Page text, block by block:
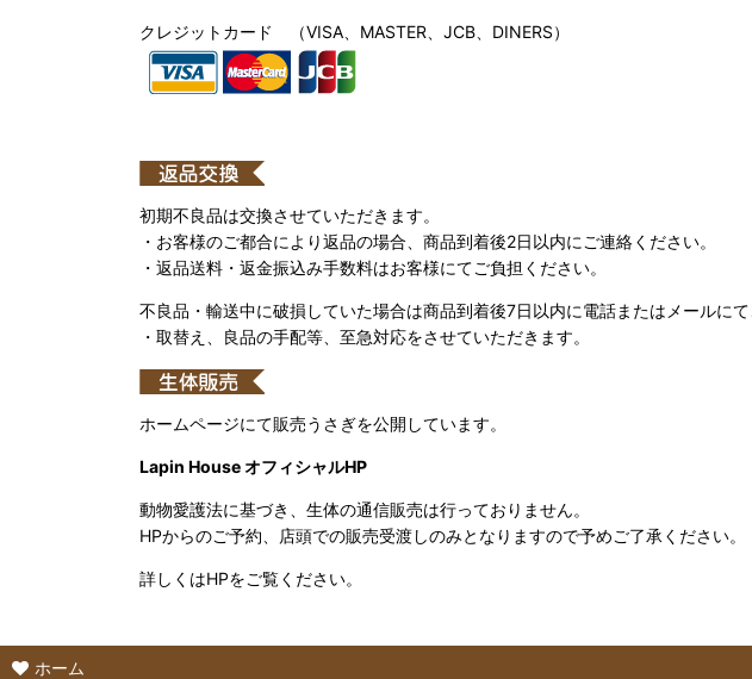
クレジットカード （VISA、MASTER、JCB、DINERS）
初期不良品は交換させていただきます。
・お客様のご都合により返品の場合、商品到着後2日以内にご連絡ください。
・返品送料・返金振込み手数料はお客様にてご負担ください。
不良品・輸送中に破損していた場合は商品到着後7日以内に電話またはメールにて
・取替え、良品の手配等、至急対応をさせていただきます。
ホームページにて販売うさぎを公開しています。
Lapin House オフィシャルHP
動物愛護法に基づき、生体の通信販売は行っておりません。
HPからのご予約、店頭での販売受渡しのみとなりますので予めご了承ください。
詳しくはHPをご覧ください。
ホーム